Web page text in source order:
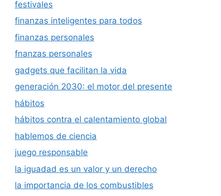
festivales
finanzas inteligentes para todos
finanzas personales
fnanzas personales
gadgets que facilitan la vida
generación 2030: el motor del presente
hábitos
hábitos contra el calentamiento global
hablemos de ciencia
juego responsable
la iguadad es un valor y un derecho
la importancia de los combustibles